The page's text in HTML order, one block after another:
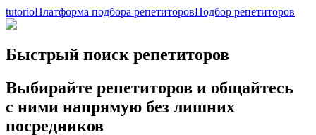
tutorioПлатформа подбора репетиторовПодбор репетиторов
Быстрый поиск репетиторов
Выбирайте репетиторов и общайтесь
с ними напрямую без лишних
посредников